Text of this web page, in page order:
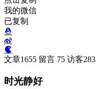
我的微信
已复制
文章1655 留言 75 访客
时光静好